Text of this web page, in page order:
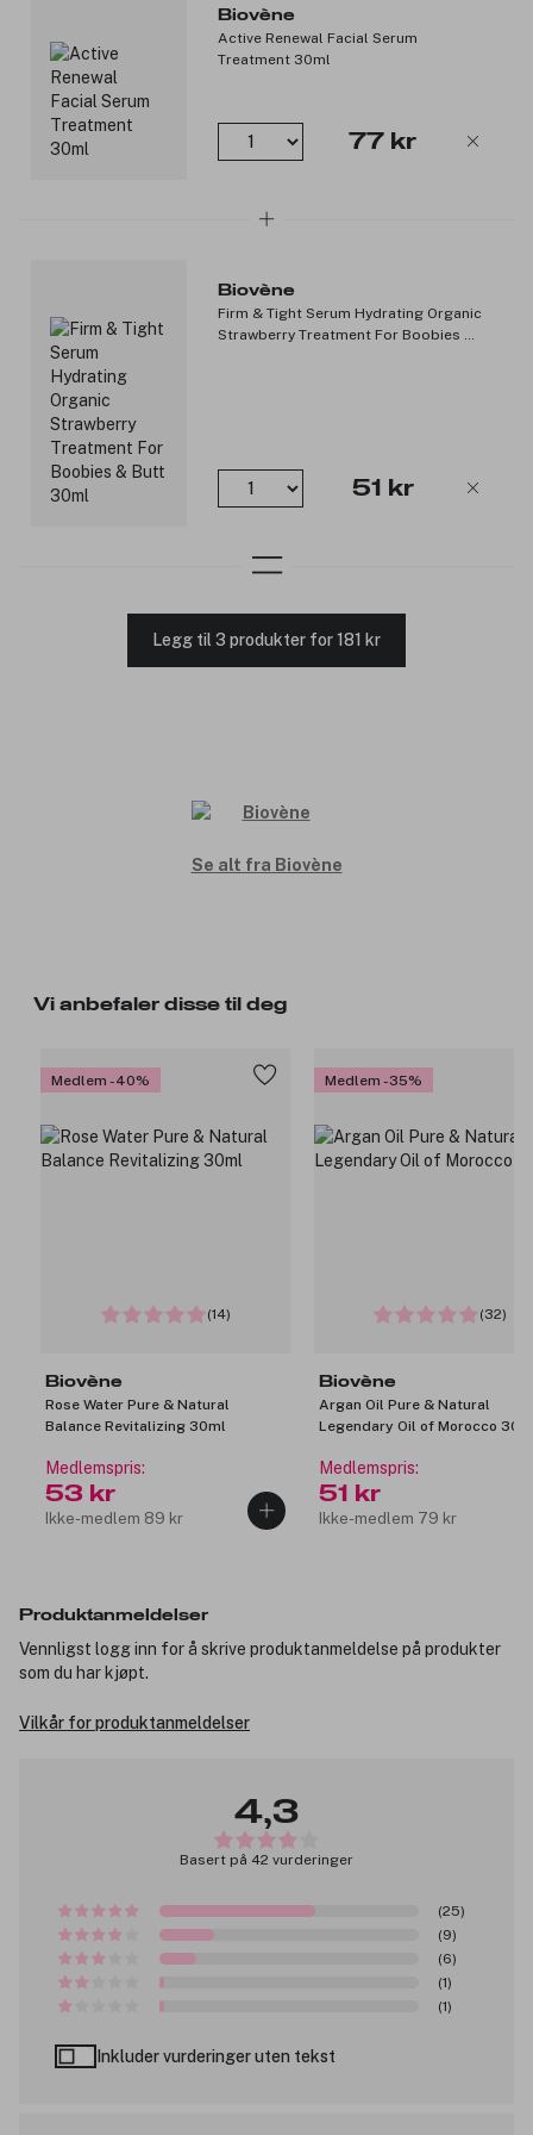
3246138Biovène
Active Renewal Facial Serum
Treatment 30ml
77 kr
Biovène
Firm & Tight Serum Hydrating Organic
Strawberry Treatment For Boobies &
51 kr
Legg til 3 produkter for 181 kr
Se alt fra Biovène
Vi anbefaler disse til deg
Medlem -40%
(14)
Biovène
Rose Water Pure & Natural
Balance Revitalizing 30ml
Medlemspris:
53 kr
Ikke-medlem 89 kr
Medlem -35%
(32)
Biovène
Argan Oil Pure & Natural
Legendary Oil of Morocco
Medlemspris:
51 kr
Ikke-medlem 79 kr
Produktanmeldelser
Vennligst logg inn for å skrive produktanmeldelse på produkter
som du har kjøpt.
Vilkår for produktanmeldelser
4,3
Basert på 42 vurderinger
(25)
(9)
(6)
(1)
(1)
Inkluder vurderinger uten tekst